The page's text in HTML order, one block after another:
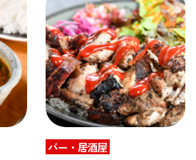
覧会
画
ました。
バー・居酒屋